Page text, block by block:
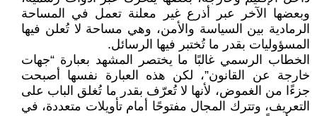
وبعضها الآخر عبر أذرع غير معلنة تعمل في المساحة
الرمادية بين السياسة والأمن، وهي مساحة لا تُعلن فيها
المسؤوليات بقدر ما تُختبر فيها الرسائل.
الخطاب الرسمي غالبًا ما يختصر المشهد بعبارة “جهات
خارجة عن القانون”، لكن هذه العبارة نفسها أصبحت
جزءًا من الغموض، لأنها لا تُعرّف بقدر ما تُغلق الباب على
التعريف، وتترك المجال مفتوحًا أمام تأويلات متعددة، في